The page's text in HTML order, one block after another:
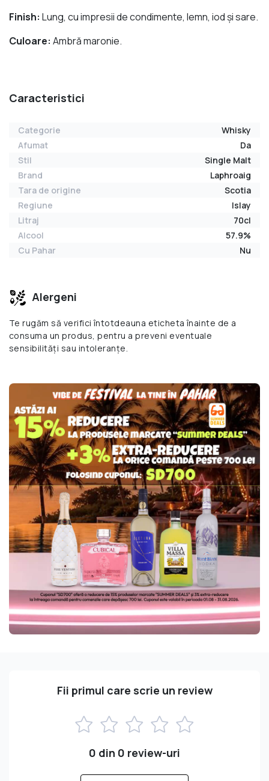
Finish: Lung, cu impresii de condimente, lemn, iod și sare.
Culoare: Ambră maronie.
Caracteristici
Categorie
Whisky
Afumat
Da
Stil
Single Malt
Brand
Laphroaig
Tara de origine
Scotia
Regiune
Islay
Litraj
70cl
Alcool
57.9%
Cu Pahar
Nu
Alergeni
Te rugăm să verifici întotdeauna eticheta înainte de a
consuma un produs, pentru a preveni eventuale
sensibilități sau intoleranțe.
Fii primul care scrie un review
0 din 0 review-uri